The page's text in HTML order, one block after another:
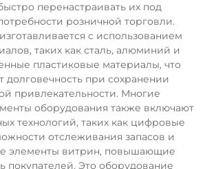
перенастраивать их под
розничной торговли.
с использованием
таких как сталь, алюминий и
пластиковые материалы, что
долговечность при сохранении
привлекательности. Многие
оборудования также включают
технологий, таких как цифровые
отслеживания запасов и
элементы витрин, повышающие
покупателей. Это оборудование